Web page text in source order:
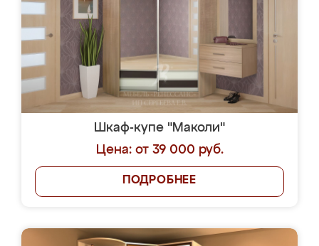
Шкаф-купе "Маколи"
Цена: от 39 000 руб.
ПОДРОБНЕЕ